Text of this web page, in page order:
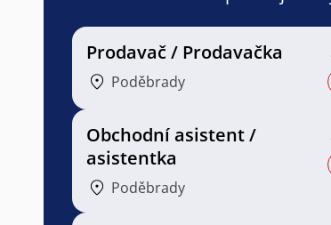
Prodavač / Prodavačka
Poděbrady
Obchodní asistent /
asistentka
Poděbrady